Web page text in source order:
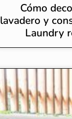
Cómo
lavadero y
Laundry